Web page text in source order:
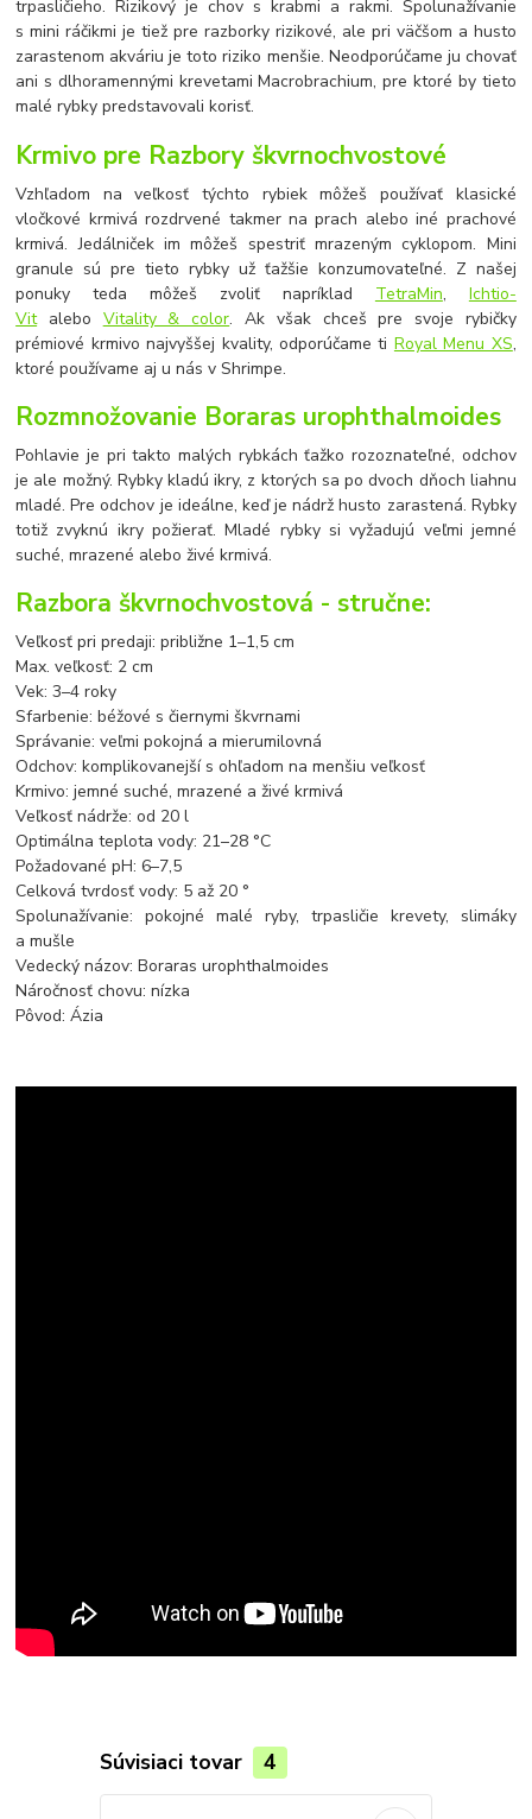
trpasličieho. Rizikový je chov s krabmi a rakmi. Spolunažívanie
s mini ráčikmi je tiež pre razborky rizikové, ale pri väčšom a husto
zarastenom akváriu je toto riziko menšie. Neodporúčame ju chovať
ani s dlhoramennými krevetami Macrobrachium, pre ktoré by tieto
malé rybky predstavovali korisť.
Krmivo pre Razbory škvrnochvostové
Vzhľadom na veľkosť týchto rybiek môžeš používať klasické
vločkové krmivá rozdrvené takmer na prach alebo iné prachové
krmivá. Jedálniček im môžeš spestriť mrazeným cyklopom. Mini
granule sú pre tieto rybky už ťažšie konzumovateľné. Z našej
ponuky teda môžeš zvoliť napríklad TetraMin, Ichtio-
Vitalebo Vitality & color. Ak však chceš pre svoje rybičky
prémiové krmivo najvyššej kvality, odporúčame ti Royal Menu XS,
ktoré používame aj u nás v Shrimpe.
Rozmnožovanie Boraras urophthalmoides
Pohlavie je pri takto malých rybkách ťažko rozoznateľné, odchov
je ale možný. Rybky kladú ikry, z ktorých sa po dvoch dňoch liahnu
mladé. Pre odchov je ideálne, keď je nádrž husto zarastená. Rybky
totiž zvyknú ikry požierať. Mladé rybky si vyžadujú veľmi jemné
suché, mrazené alebo živé krmivá.
Razbora škvrnochvostová - stručne:
Veľkosť pri predaji: približne 1–1,5 cm
Max. veľkosť: 2 cm
Vek: 3–4 roky
Sfarbenie: béžové s čiernymi škvrnami
Správanie: veľmi pokojná a mierumilovná
Odchov: komplikovanejší s ohľadom na menšiu veľkosť
Krmivo: jemné suché, mrazené a živé krmivá
Veľkosť nádrže: od 20 l
Optimálna teplota vody: 21–28 °C
Požadované pH: 6–7,5
Celková tvrdosť vody: 5 až 20 °
Spolunažívanie: pokojné malé ryby, trpasličie krevety, slimáky
a mušle
Vedecký názov: Boraras urophthalmoides
Náročnosť chovu: nízka
Pôvod: Ázia
Súvisiaci tovar 4